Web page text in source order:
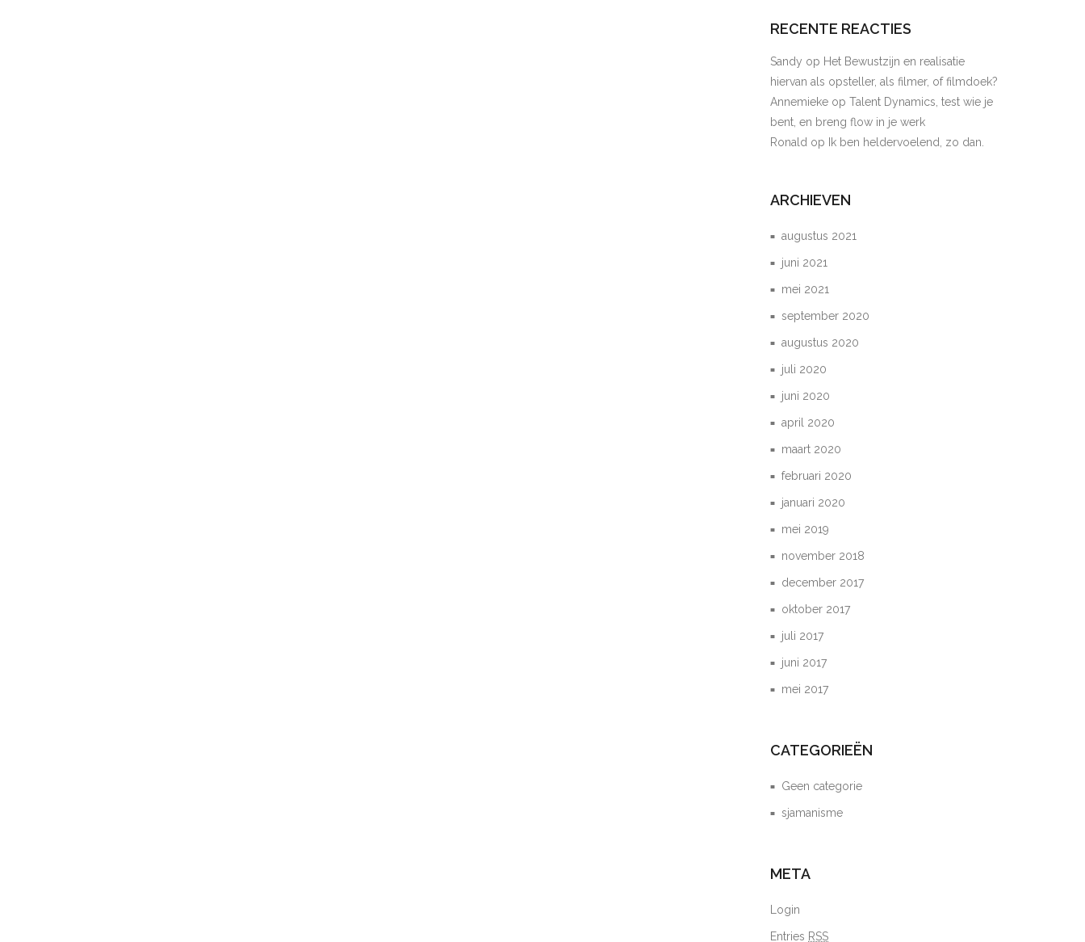
RECENTE REACTIES
Sandy op Het Bewustzijn en realisatie
hiervan als opsteller, als filmer, of filmdoek?
Annemieke opTalent Dynamics, test wie je
bent, en breng flow in je werk
Ronald op Ik ben heldervoelend, zo dan.
ARCHIEVEN
augustus 2021
juni 2021
mei 2021
september 2020
augustus 2020
juli 2020
juni 2020
april 2020
maart 2020
februari 2020
januari 2020
mei 2019
november 2018
december 2017
oktober 2017
juli 2017
juni 2017
mei 2017
CATEGORIEËN
Geen categorie
sjamanisme
META
Login
Entries RSS